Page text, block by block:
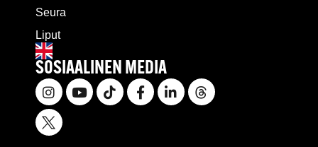
Seura
Liput
SOSIAALINEN MEDIA